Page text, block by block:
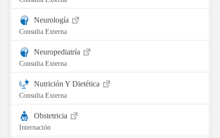
Neurología
Consulta Externa
Neuropediatría
Consulta Externa
Nutrición Y Dietética
Consulta Externa
Obstetricia
Internación